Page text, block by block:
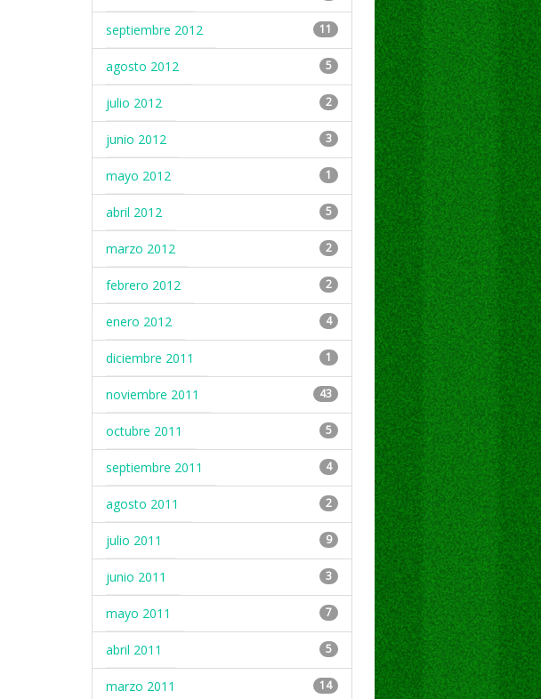
septiembre 2012 11
agosto 2012 5
julio 2012 2
junio 2012 3
mayo 2012 1
abril 2012 5
marzo 2012 2
febrero 2012 2
enero 2012 4
diciembre 2011 1
noviembre 2011 43
octubre 2011 5
septiembre 2011 4
agosto 2011 2
julio 2011 9
junio 2011 3
mayo 2011 7
abril 2011 5
marzo 2011 14